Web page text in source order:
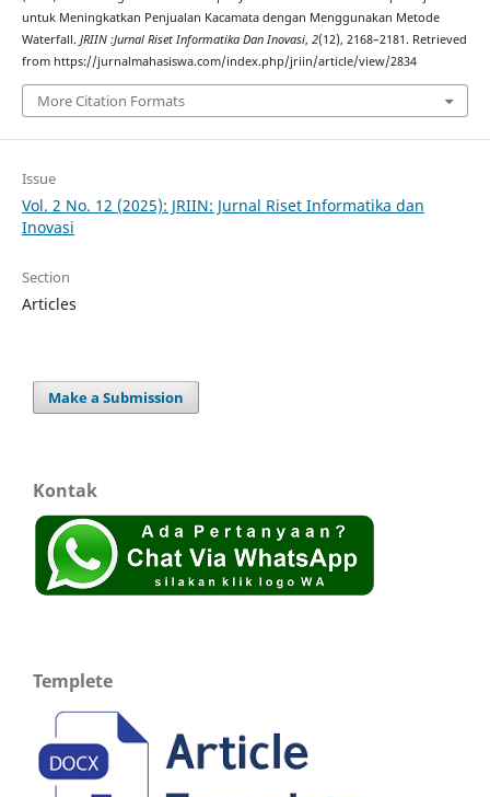
untuk Meningkatkan Penjualan Kacamata dengan Menggunakan Metode
Waterfall. JRIIN :Jurnal Riset Informatika Dan Inovasi, 2(12), 2168–2181. Retrieved
from https://jurnalmahasiswa.com/index.php/jriin/article/view/2834
More Citation Formats
Issue
Vol. 2 No. 12 (2025): JRIIN: Jurnal Riset Informatika dan
Inovasi
Section
Articles
Make a Submission
Kontak
Templete